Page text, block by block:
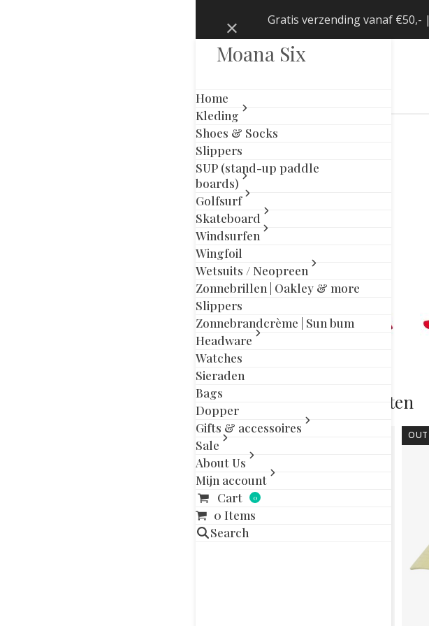
Gratis verzending vanaf
Negeren
Moana Six
Home
Kleding
Shoes & Socks
Slippers
SUP (stand-up paddle
boards)
Golfsurf
Skateboard
Windsurfen
Wingfoil
Wetsuits / Neopreen
Zonnebrillen | Oakley & more
Slippers
Zonnebrandcrème | Sun bum
Headware
Watches
Sieraden
Bags
Dopper
Gifts & accessoires
Sale
About Us
Mijn account
Cart
0
0 Items
Search
previous
slide
next
slide
Gerelateerde producten
OUT OF STOCK OUT